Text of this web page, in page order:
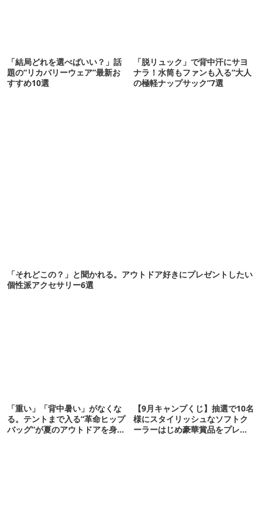
「結局どれを選べばいい？」話
題の“リカバリーウェア”最新お
すすめ10選
「脱リュック」で背中汗にサヨ
ナラ！水筒もファンも入る“大人
の極軽ナップサック”7選
「それどこの？」と聞かれる。アウトドア好きにプレゼントしたい
個性派アクセサリー6選
「重い」「背中暑い」がなくな
る。テントまで入る“革命ヒップ
バッグ”が夏のアウトドアを身軽
【9月キャンプくじ】抽選で10名
様にスタイリッシュなソフトク
ーラーはじめ豪華賞品をプレゼ